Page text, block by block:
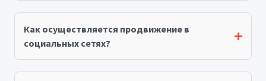
Как осуществляется продвижение в
социальных сетях?